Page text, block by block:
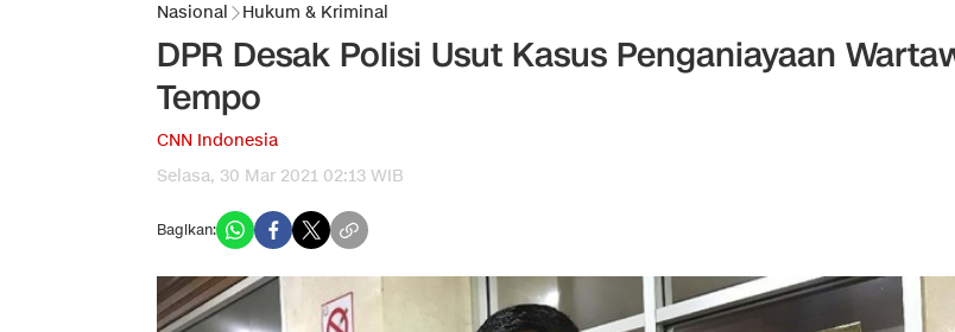
Nasional Hukum & Kriminal
DPR Desak Polisi Usut Kasus Penganiayaan
Tempo
CNN Indonesia
Selasa, 30 Mar 2021 02:13 WIB
Bagikan: